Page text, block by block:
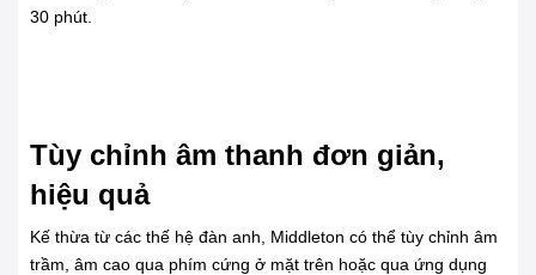
30 phút.
Tùy chỉnh âm thanh đơn giản,
hiệu quả
Kế thừa từ các thế hệ đàn anh, Middleton có thể tùy chỉnh âm
trầm, âm cao qua phím cứng ở mặt trên hoặc qua ứng dụng